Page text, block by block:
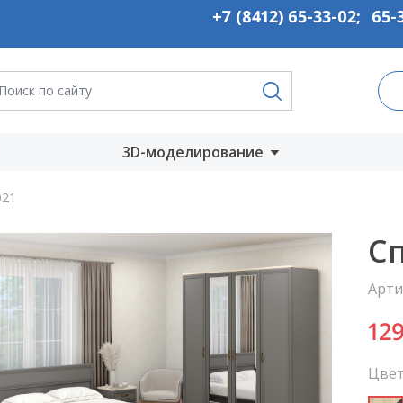
+7 (8412) 65-33-02; 65-
3D-моделирование
компьютер